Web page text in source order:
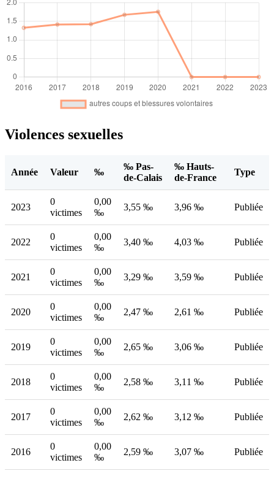
Violences sexuelles
Année Valeur ‰
‰ Pas-
de-Calais
‰ Hauts-
de-France
Type
2023
0
victimes
0,00
‰
3,55 ‰ 3,96 ‰ Publiée
2022
0
victimes
0,00
‰
3,40 ‰ 4,03 ‰ Publiée
2021
0
victimes
0,00
‰
3,29 ‰ 3,59 ‰ Publiée
2020
0
victimes
0,00
‰
2,47 ‰ 2,61 ‰ Publiée
2019
0
victimes
0,00
‰
2,65 ‰ 3,06 ‰ Publiée
2018
0
victimes
0,00
‰
2,58 ‰ 3,11 ‰ Publiée
2017
0
victimes
0,00
‰
2,62 ‰ 3,12 ‰ Publiée
2016
0
victimes
0,00
‰
2,59 ‰ 3,07 ‰ Publiée